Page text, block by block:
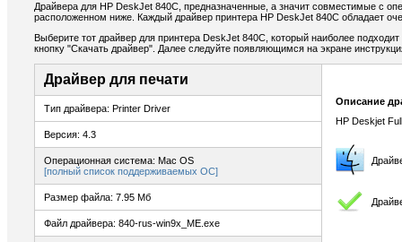
Драйвера для HP DeskJet 840C, предназначенные, а значит совместимые с
расположенном ниже. Каждый драйвер принтера HP DeskJet 840C обладает
Выберите тот драйвер для принтера DeskJet 840C, который наиболее
кнопку "Скачать драйвер". Далее следуйте появляющимся на экране
Драйвер для печати
Тип драйвера: Printer Driver
Версия: 4.3
Операционная система: Mac OS
[полный список поддерживаемых ОС]
Размер файла: 7.95 Мб
Файл драйвера: 840-rus-win9x_ME.exe
Описание
HP Deskjet